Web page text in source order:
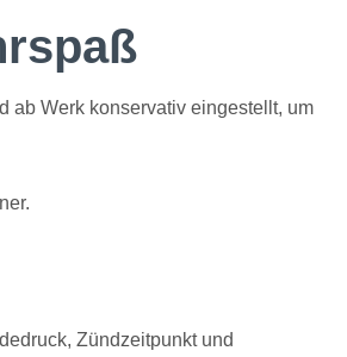
ab Werk konservativ eingestellt, um
Zündzeitpunkt und